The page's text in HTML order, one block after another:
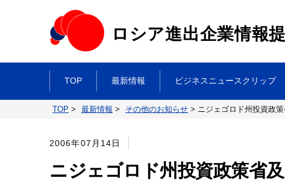
ロシア進出企業情報
TOP 最新情報 ビジネスニュースクリップ
TOP > 最新情報 > その他のお知らせ > ニジェゴロド州投資政
2006年07月14日
ニジェゴロド州投資政策省